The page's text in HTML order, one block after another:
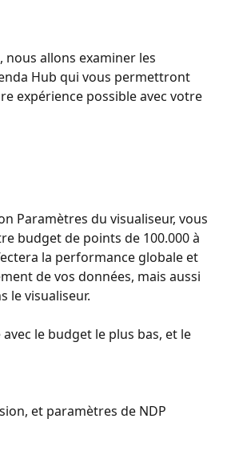
Hub qui vous permettront
expérience possible avec votre
Paramètres du visualiseur, vous
budget de points de 100.000 à
la performance globale et
de vos données, mais aussi
le visualiseur.
le budget le plus bas, et le
et paramètres de NDP